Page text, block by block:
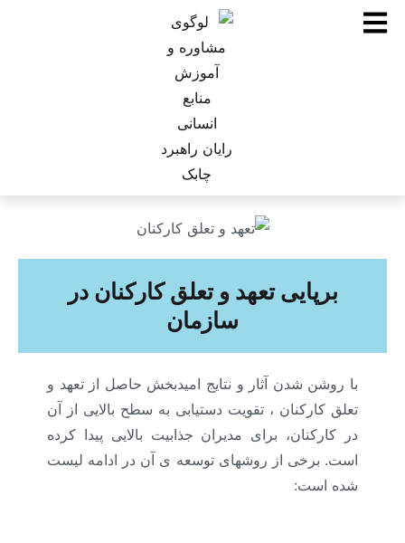
برپایی تعهد و تعلق کارکنان در
سازمان
با روشن شدن آثار و نتایج امیدبخش حاصل از تعهد و
تعلق کارکنان ، تقویت دستیابی به سطح بالایی از آن
در کارکنان، برای مدیران جذابیت بالایی پیدا کرده
است. برخی از روشهای توسعه ی آن در ادامه لیست
شده است: